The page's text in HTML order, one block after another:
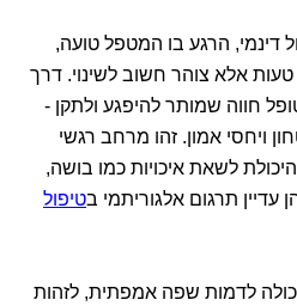
דינמי, הרגע בו המטפל טועה,
אלא צוהר חשוב לשינוי. דרך
חווה שמותר להיפגע ולתקן -
ויחסי אמון. זהו מרחב רגשי
לשאת איכויות כמו בושה,
תרגום אלגוריתמי בטיפול
יכולה לדמות שפה אמפתית, לזהות